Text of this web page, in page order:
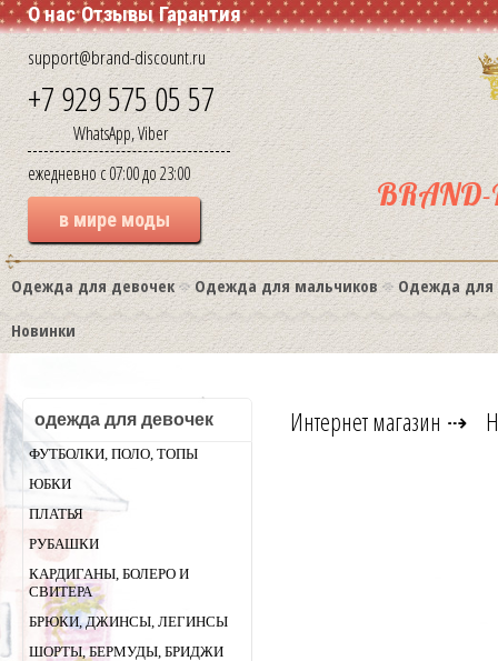
О нас Отзывы Гарантия
support@brand-discount.ru
+7 929 575 05 57
WhatsApp, Viber
ежедневно с 07:00 до 23:00
в мире моды
BRAND-
Одежда для девочек Одежда для мальчиков
Одежда для
Новинки
одежда для девочек
ФУТБОЛКИ, ПОЛО, ТОПЫ
ЮБКИ
ПЛАТЬЯ
РУБАШКИ
КАРДИГАНЫ, БОЛЕРО И
СВИТЕРА
БРЮКИ, ДЖИНСЫ, ЛЕГИНСЫ
ШОРТЫ, БЕРМУДЫ, БРИДЖИ
Интернет магазин ⇢